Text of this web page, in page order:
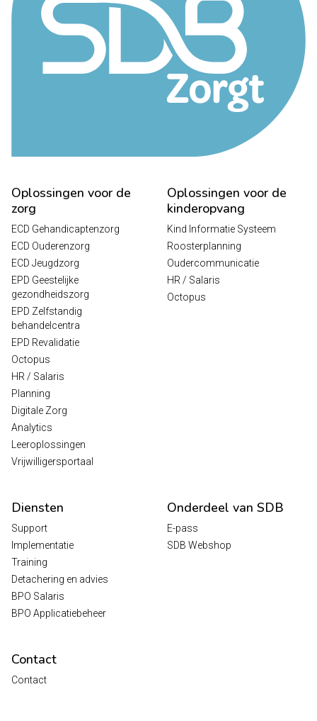
Oplossingen voor de
zorg
ECD Gehandicaptenzorg
ECD Ouderenzorg
ECD Jeugdzorg
EPD Geestelijke
gezondheidszorg
EPD Zelfstandig
behandelcentra
EPD Revalidatie
Octopus
HR / Salaris
Planning
Digitale Zorg
Analytics
Leeroplossingen
Vrijwilligersportaal
Oplossingen voor de
kinderopvang
Kind Informatie Systeem
Roosterplanning
Oudercommunicatie
HR / Salaris
Octopus
Diensten
Support
Implementatie
Training
Detachering en advies
BPO Salaris
BPO Applicatiebeheer
Onderdeel van SDB
E-pass
SDB Webshop
Contact
Contact